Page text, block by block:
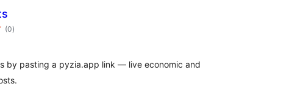
(0àpapọ̀
àwọn
)
by pasting a pyzia.app link — live economic and